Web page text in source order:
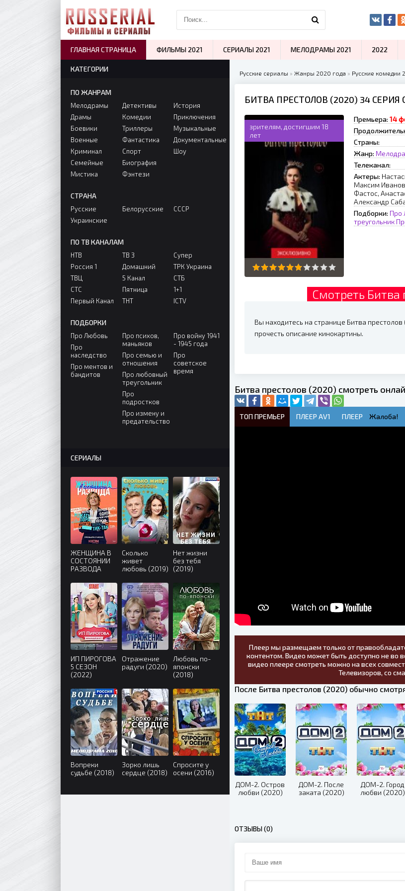
Русские сериалы » Жанры 2020 года » Русские комедии
БИТВА ПРЕСТОЛОВ (2020) 34
зрителям, достигшим 18
лет
Премьера: 14
Страны:
Жанр:
Телеканал:
Актеры:
Максим
Фастос,
Александр
Подборки: Про
треугольник
Смотреть Битва
Вы находитесь на странице Битва
прочесть описание кинокартины.
Битва престолов (2020) смотреть
ТОП ПРЕМЬЕР ПЛЕЕР AV1 ПЛЕЕР Жалоба!
Плеер мы размещаем только от
контентом. Видео может быть доступно не во
видео плеере смотреть можно на всех
Телевизоров, со
После Битва престолов (2020) обычно
ДОМ-2. Остров
любви (2020)
ДОМ-2. После
заката (2020)
ДОМ-2. Город
любви (2020)
ОТЗЫВЫ (0)
КАТЕГОРИИ
ПО ЖАНРАМ
Мелодрамы
Драмы
Боевики
Военные
Криминал
Семейные
Мистика
Детективы
Комедии
Триллеры
Фантастика
Спорт
Биография
Фэнтези
История
Приключения
Музыкальные
Документальные
Шоу
СТРАНА
Русские
Украинские
Белорусские СССР
ПО ТВ КАНАЛАМ
НТВ
Россия 1
ТВЦ
СТС
Первый Канал
ТВ 3
Домашний
5 Канал
Пятница
ТНТ
Супер
ТРК Украина
СТБ
1+1
ICTV
ПОДБОРКИ
Про Любовь
Про
наследство
Про ментов и
бандитов
Про психов,
маньяков
Про семью и
отношения
Про любовный
треугольник
Про
подростков
Про измену и
предательство
Про войну 1941
- 1945 года
Про
советское
время
СЕРИАЛЫ
ЖЕНЩИНА В
СОСТОЯНИИ
РАЗВОДА
Сколько
живет
любовь (2019)
Нет жизни
без тебя
(2019)
ИП ПИРОГОВА
5 СЕЗОН
(2022)
Отражение
радуги (2020)
Любовь по-
японски
(2018)
Вопреки
судьбе (2018)
Зорко лишь
сердце (2018)
Спросите у
осени (2016)
ГЛАВНАЯ СТРАНИЦА ФИЛЬМЫ 2021 СЕРИАЛЫ 2021 МЕЛОДРАМЫ 2021 2022